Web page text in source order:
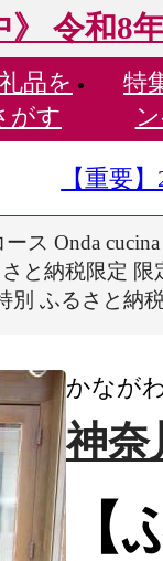
》 令和8
品を
がす
特
【重要
ース Onda
と納税限定
別 ふるさと納
かなが
神奈